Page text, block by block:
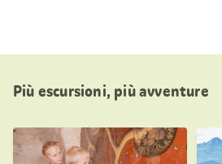
Più escursioni, più avventure